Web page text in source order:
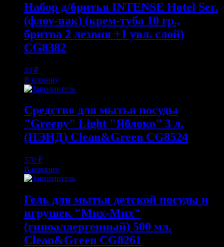
Набор д/бритья INTENSE Hotel Ser.
(флоу-пак) (крем-туба 10 гр.,
бритва 2 лезвия +1 увл. слой)
CG8382
33 ₽
В корзину
Средство для мытья посуды
"Greeny" Light "Яблоко" 3 л.
(ПЭНД) Clean&Green CG8524
370 ₽
В корзину
Гель для мытья детской посуды и
игрушек "Мих-Мих"
(гипоаллергенный) 500 мл.
Clean&Green CG8261